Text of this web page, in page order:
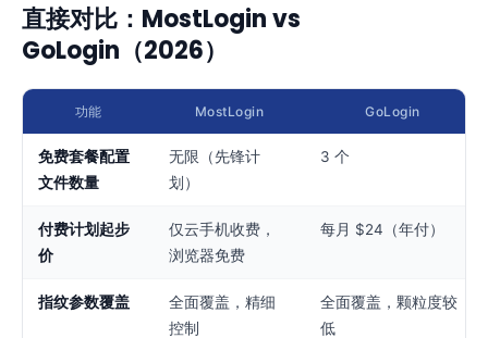
直接对比：MostLogin vs
GoLogin（2026）
功能 MostLogin GoLogin
免费套餐配置
文件数量
无限（先锋计
划）
3 个
付费计划起步
价
仅云手机收费，
浏览器免费
每月 $24（年付）
指纹参数覆盖
全面覆盖，精细
控制
全面覆盖，颗粒度较
低